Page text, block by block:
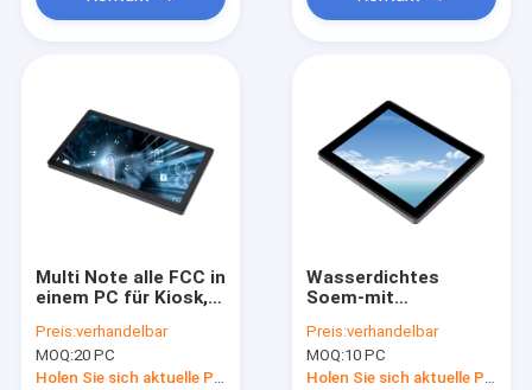
Multi Note alle FCC in
einem PC für Kiosk,
des Bildschirm-
Preis:verhandelbar
MOQ:20 PC
Holen Sie sich aktuelle Preis
Wasserdichtes
Soem-mit
Bildschirm alles in
einem
Arbeitsplatzrechner-
Preis:verhandelbar
MOQ:10 PC
Holen Sie sich aktuelle Preis